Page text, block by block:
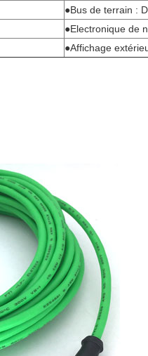
●Bus de terrain :
●Electronique de
●Affichage